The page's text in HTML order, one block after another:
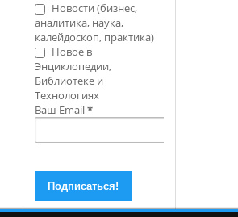
Новости (бизнес,
аналитика, наука,
калейдоскоп, практика)
Новое в
Энциклопедии,
Библиотеке и
Технологиях
Ваш Email*